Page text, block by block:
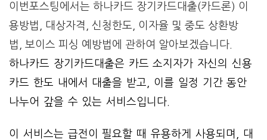
이번포스팅에서는 하나카드 장기카드대출(카드론) 이
용방법, 대상자격, 신청한도, 이자율 및 중도 상환방
법, 보이스 피싱 예방법에 관하여 알아보겠습니다.
하나카드 장기카드대출은 카드 소지자가 자신의 신용
카드 한도 내에서 대출을 받고, 이를 일정 기간 동안
나누어 갚을 수 있는 서비스입니다.
이 서비스는 급전이 필요할 때 유용하게 사용되며, 대